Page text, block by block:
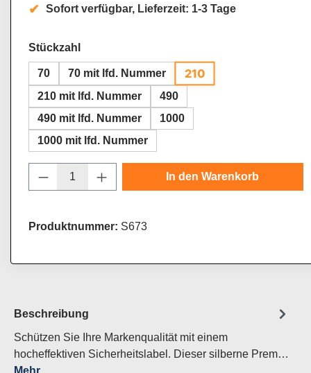
Sofort verfügbar, Lieferzeit: 1-3 Tage
Stückzahl auswählen
70 70 mit lfd. Nummer 210
210 mit lfd. Nummer
490
490 mit lfd. Nummer
1000
1000 mit lfd. Nummer
Produkt Anzahl: Gib den gewünschten
In den Warenkorb
Produktnummer: S673
Beschreibung
Schützen Sie Ihre Markenqualität mit einem
hocheffektiven Sicherheitslabel. Dieser silberne Prem…
Mehr